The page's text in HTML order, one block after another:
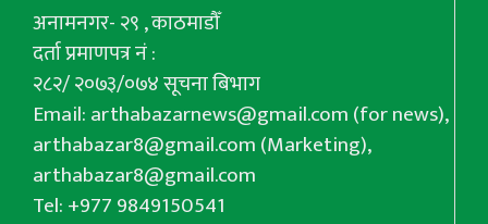
अनामनगर- २९ , काठमाडौँ
दर्ता प्रमाणपत्र नं :
२८२/ २०७३/०७४ सूचना बिभाग
Email:arthabazarnews@gmail.com(for news),
arthabazar8@gmail.com(Marketing),
arthabazar8@gmail.com
Tel: +977 9849150541